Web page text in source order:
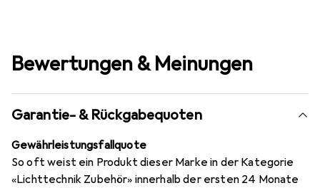
Bewertungen & Meinungen
Garantie- & Rückgabequoten
Gewährleistungsfallquote
So oft weist ein Produkt dieser Marke in der Kategorie
«Lichttechnik Zubehör» innerhalb der ersten 24 Monate